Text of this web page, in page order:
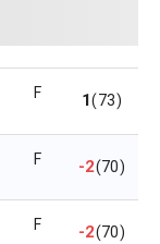
F 1(73)
F -2(70)
F -2(70)